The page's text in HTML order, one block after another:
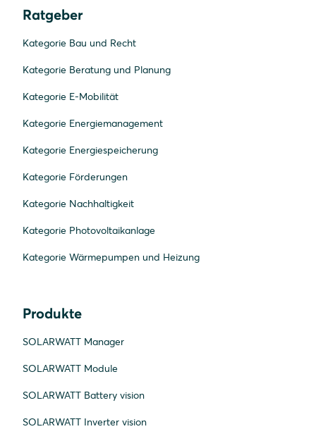
Ratgeber
Kategorie Bau und Recht
Kategorie Beratung und Planung
Kategorie E-Mobilität
Kategorie Energiemanagement
Kategorie Energiespeicherung
Kategorie Förderungen
Kategorie Nachhaltigkeit
Kategorie Photovoltaikanlage
Kategorie Wärmepumpen und Heizung
Produkte
SOLARWATT Manager
SOLARWATT Module
SOLARWATT Battery vision
SOLARWATT Inverter vision